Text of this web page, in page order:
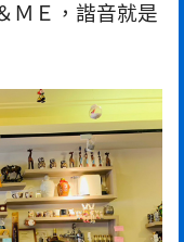
ＭＥ，諧音就是